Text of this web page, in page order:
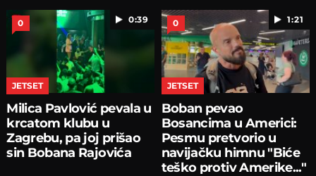
0:39
0
JETSET
Milica Pavlović pevala u
krcatom klubu u
Zagrebu, pa joj prišao
sin Bobana Rajovića
1:21
0
JETSET
Boban pevao
Bosancima u Americi:
Pesmu pretvorio u
navijačku himnu "Biće
teško protiv Amerike..."